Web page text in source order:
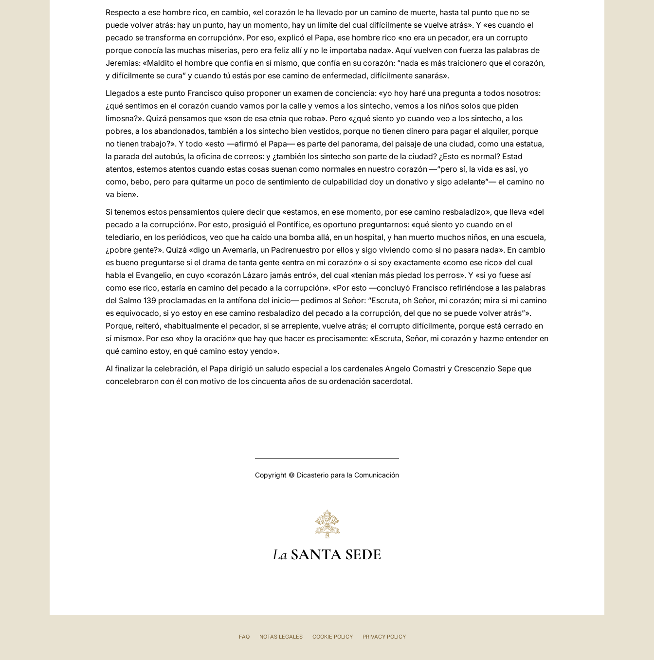
Respecto a ese hombre rico, en cambio, «el corazón le ha llevado por un camino de muerte, hasta tal punto que no se
puede volver atrás: hay un punto, hay un momento, hay un límite del cual difícilmente se vuelve atrás». Y «es cuando el
pecado se transforma en corrupción». Por eso, explicó el Papa, ese hombre rico «no era un pecador, era un corrupto
porque conocía las muchas miserias, pero era feliz allí y no le importaba nada». Aquí vuelven con fuerza las palabras de
Jeremías: «Maldito el hombre que confía en sí mismo, que confía en su corazón: “nada es más traicionero que el corazón,
y difícilmente se cura” y cuando tú estás por ese camino de enfermedad, difícilmente sanarás».
Llegados a este punto Francisco quiso proponer un examen de conciencia: «yo hoy haré una pregunta a todos nosotros:
¿qué sentimos en el corazón cuando vamos por la calle y vemos a los sintecho, vemos a los niños solos que piden
limosna?». Quizá pensamos que «son de esa etnia que roba». Pero «¿qué siento yo cuando veo a los sintecho, a los
pobres, a los abandonados, también a los sintecho bien vestidos, porque no tienen dinero para pagar el alquiler, porque
no tienen trabajo?». Y todo «esto —afirmó el Papa— es parte del panorama, del paisaje de una ciudad, como una estatua,
la parada del autobús, la oficina de correos: y ¿también los sintecho son parte de la ciudad? ¿Esto es normal? Estad
atentos, estemos atentos cuando estas cosas suenan como normales en nuestro corazón —“pero sí, la vida es así, yo
como, bebo, pero para quitarme un poco de sentimiento de culpabilidad doy un donativo y sigo adelante”— el camino no
va bien».
Si tenemos estos pensamientos quiere decir que «estamos, en ese momento, por ese camino resbaladizo», que lleva «del
pecado a la corrupción». Por esto, prosiguió el Pontífice, es oportuno preguntarnos: «qué siento yo cuando en el
telediario, en los periódicos, veo que ha caído una bomba allá, en un hospital, y han muerto muchos niños, en una escuela,
¿pobre gente?». Quizá «digo un Avemaría, un Padrenuestro por ellos y sigo viviendo como si no pasara nada». En cambio
es bueno preguntarse si el drama de tanta gente «entra en mi corazón» o si soy exactamente «como ese rico» del cual
habla el Evangelio, en cuyo «corazón Lázaro jamás entró», del cual «tenían más piedad los perros». Y «si yo fuese así
como ese rico, estaría en camino del pecado a la corrupción». «Por esto —concluyó Francisco refiriéndose a las palabras
del Salmo 139 proclamadas en la antífona del inicio— pedimos al Señor: “Escruta, oh Señor, mi corazón; mira si mi camino
es equivocado, si yo estoy en ese camino resbaladizo del pecado a la corrupción, del que no se puede volver atrás”».
Porque, reiteró, «habitualmente el pecador, si se arrepiente, vuelve atrás; el corrupto difícilmente, porque está cerrado en
sí mismo». Por eso «hoy la oración» que hay que hacer es precisamente: «Escruta, Señor, mi corazón y hazme entender en
qué camino estoy, en qué camino estoy yendo».
Al finalizar la celebración, el Papa dirigió un saludo especial a los cardenales Angelo Comastri y Crescenzio Sepe que
concelebraron con él con motivo de los cincuenta años de su ordenación sacerdotal.
Copyright © Dicasterio para la Comunicación
La SANTA SEDE
FAQ NOTAS LEGALES COOKIE POLICY PRIVACY POLICY